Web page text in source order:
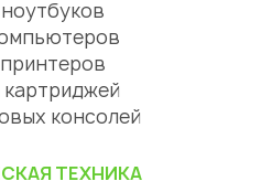
консолей
ТЕХНИКА